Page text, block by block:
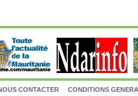
CONTACTER CONDITIONS